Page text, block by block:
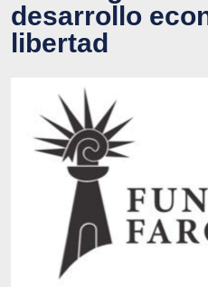
desarrollo
libertad